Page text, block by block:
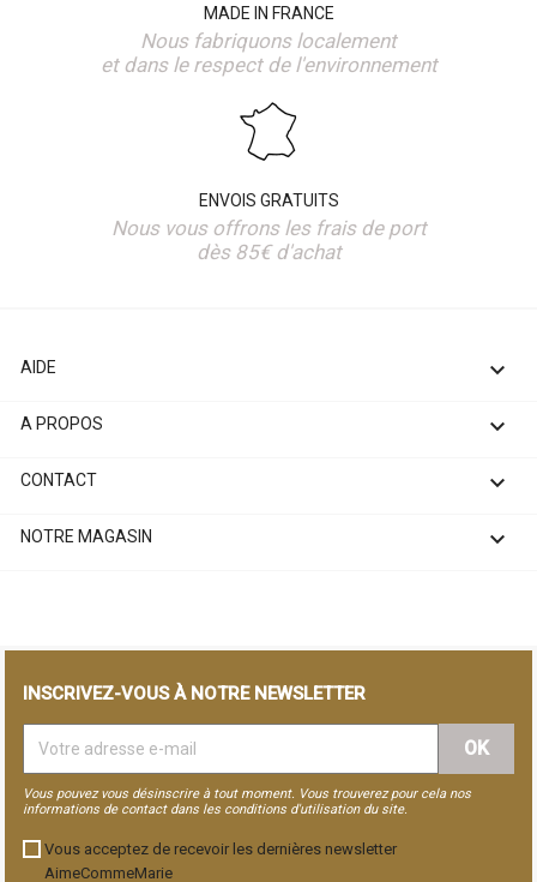
MADE IN FRANCE
Nous fabriquons localement
et dans le respect de l'environnement
ENVOIS GRATUITS
Nous vous offrons les frais de port
dès 85€ d'achat
AIDE 
A PROPOS 
CONTACT 
NOTRE MAGASIN 
INSCRIVEZ-VOUS À NOTRE NEWSLETTER
Vous pouvez vous désinscrire à tout moment. Vous trouverez pour cela nos
informations de contact dans les conditions d'utilisation du site.
Vous acceptez de recevoir les dernières newsletter
AimeCommeMarie